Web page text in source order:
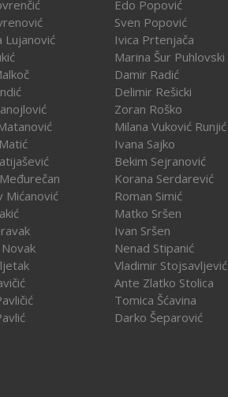
Lujanović
Mićanović
Edo Popović
Sven Popović
Ivica Prtenjača
Marina Šur Puhlovski
Damir Radić
Delimir Rešicki
Zoran Roško
Milana Vuković Runjić
Ivana Sajko
Bekim Sejranović
Korana Serdarević
Roman Simić
Matko Sršen
Ivan Sršen
Nenad Stipanić
Vladimir Stojsavljević
Ante Zlatko Stolica
Tomica Šćavina
Darko Šeparović